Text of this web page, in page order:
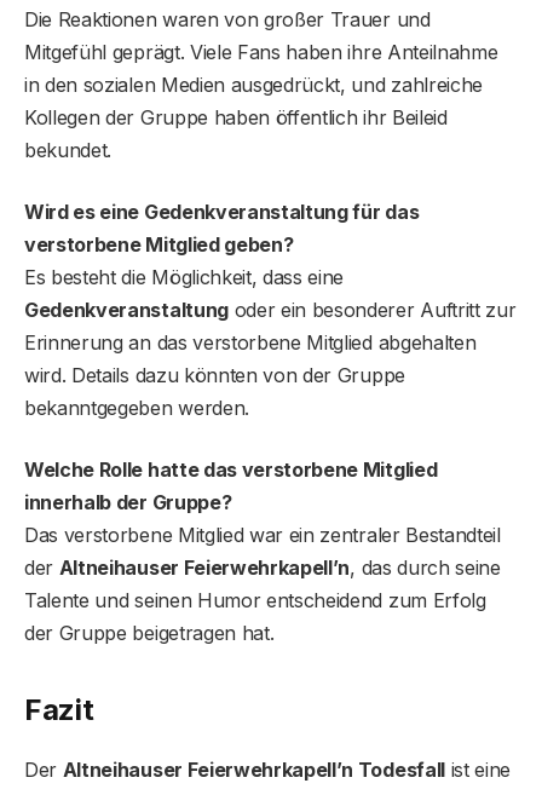
Die Reaktionen waren von großer Trauer und
Mitgefühl geprägt. Viele Fans haben ihre Anteilnahme
in den sozialen Medien ausgedrückt, und zahlreiche
Kollegen der Gruppe haben öffentlich ihr Beileid
bekundet.
Wird es eine Gedenkveranstaltung für das
verstorbene Mitglied geben?
Es besteht die Möglichkeit, dass eine
Gedenkveranstaltungoder ein besonderer Auftritt zur
Erinnerung an das verstorbene Mitglied abgehalten
wird. Details dazu könnten von der Gruppe
bekanntgegeben werden.
Welche Rolle hatte das verstorbene Mitglied
innerhalb der Gruppe?
Das verstorbene Mitglied war ein zentraler Bestandteil
der Altneihauser Feierwehrkapell’n, das durch seine
Talente und seinen Humor entscheidend zum Erfolg
der Gruppe beigetragen hat.
Fazit
Der Altneihauser Feierwehrkapell’n Todesfallist eine